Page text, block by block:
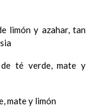
limón y azahar, tan
de té verde, mate y
mate y limón